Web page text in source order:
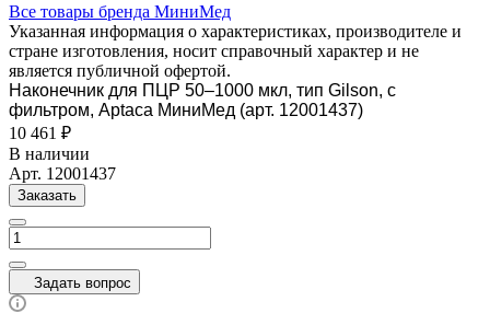
Все товары бренда МиниМед
Указанная информация о характеристиках, производителе и
стране изготовления, носит справочный характер и не
является публичной офертой.
Наконечник для ПЦР 50–1000 мкл, тип Gilson, с
фильтром, Aptaca МиниМед (арт. 12001437)
10 461 ₽
В наличии
Арт. 12001437
Заказать
Задать вопрос